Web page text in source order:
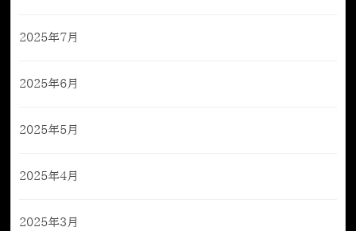
2025年7月
2025年6月
2025年5月
2025年4月
2025年3月